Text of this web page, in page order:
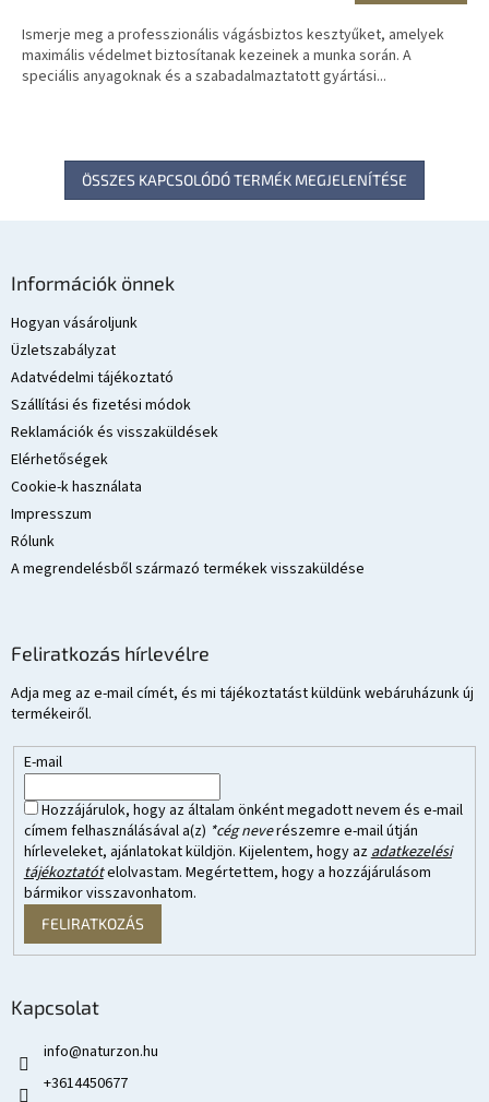
Ismerje meg a professzionális vágásbiztos kesztyűket, amelyek
maximális védelmet biztosítanak kezeinek a munka során. A
speciális anyagoknak és a szabadalmaztatott gyártási...
ÖSSZES KAPCSOLÓDÓ TERMÉK MEGJELENÍTÉSE
Információk önnek
Hogyan vásároljunk
Üzletszabályzat
Adatvédelmi tájékoztató
Szállítási és fizetési módok
Reklamációk és visszaküldések
Elérhetőségek
Cookie-k használata
Impresszum
Rólunk
A megrendelésből származó termékek visszaküldése
Feliratkozás hírlevélre
Adja meg az e-mail címét, és mi tájékoztatást küldünk webáruházunk új
termékeiről.
E-mail
Hozzájárulok, hogy az általam önként megadott nevem és e-mail
címem felhasználásával a(z) *cég neverészemre e-mail útján
hírleveleket, ajánlatokat küldjön. Kijelentem, hogy az adatkezelési
tájékoztatótelolvastam. Megértettem, hogy a hozzájárulásom
bármikor visszavonhatom.
FELIRATKOZÁS
Kapcsolat
info@naturzon.hu
+3614450677